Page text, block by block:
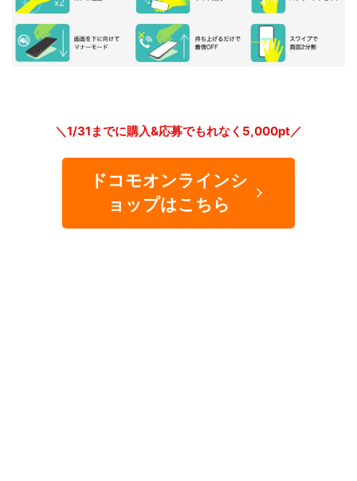
＼1/31までに購入&応募でもれなく5,000pt／
ドコモオンラインシ
ョップはこちら